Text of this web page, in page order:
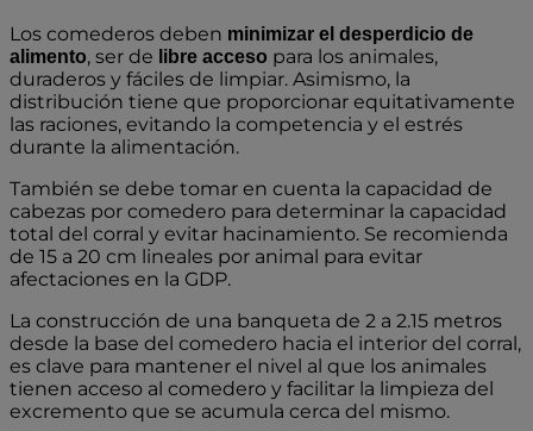
Los comederos deben minimizar el desperdicio de
alimento, ser de libre acceso para los animales,
duraderos y fáciles de limpiar. Asimismo, la
distribución tiene que proporcionar equitativamente
las raciones, evitando la competencia y el estrés
durante la alimentación.
También se debe tomar en cuenta la capacidad de
cabezas por comedero para determinar la capacidad
total del corral y evitar hacinamiento. Se recomienda
de 15 a 20 cm lineales por animal para evitar
afectaciones en la GDP.
La construcción de una banqueta de 2 a 2.15 metros
desde la base del comedero hacia el interior del corral,
es clave para mantener el nivel al que los animales
tienen acceso al comedero y facilitar la limpieza del
excremento que se acumula cerca del mismo.